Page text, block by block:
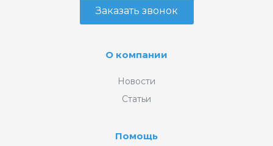
Заказать звонок
О компании
Новости
Статьи
Помощь